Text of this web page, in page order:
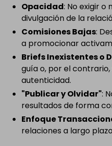
Opacidad: No exigir o
divulgación de la
Comisiones Bajas:
a promocionar
Briefs Inexistentes o
guía o, por el
autenticidad.
"Publicar y Olvidar":
resultados de forma
Enfoque
relaciones a largo